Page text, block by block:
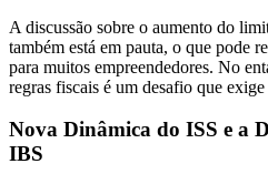
A discussão sobre o aumento do
também está em pauta, o que pode
para muitos empreendedores. No
regras fiscais é um desafio que
Nova Dinâmica do ISS e a
IBS